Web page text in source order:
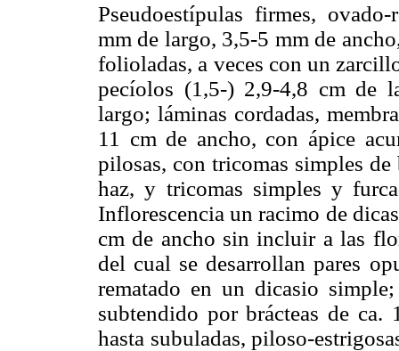
Pseudoestípulas firmes,
mm de largo, 3,5-5 mm de
folioladas, a veces con un
pecíolos (1,5-) 2,9-4,8 cm de
largo; láminas cordadas,
11 cm de ancho, con ápice
pilosas, con tricomas simples de
haz, y tricomas simples y
Inflorescencia un racimo de
cm de ancho sin incluir a las
del cual se desarrollan pares
rematado en un dicasio
subtendido por brácteas de ca.
hasta subuladas, piloso-